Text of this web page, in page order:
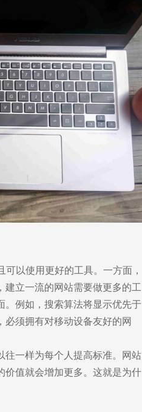
以使用更好的工具。一方面，
立一流的网站需要做更多的工
。例如，搜索算法将显示优先于
须拥有对移动设备友好的网
往一样为每个人提高标准。网站
价值就会增加更多。这就是为什